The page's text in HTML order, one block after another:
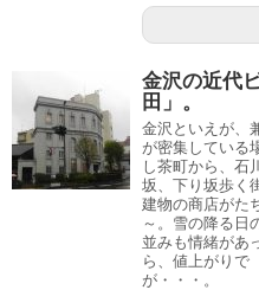
金沢の近代
田」。
金沢といえが、
が密集している
し茶町から、石
坂、下り坂歩く
建物の商店がた
～。雪の降る
並みも情緒があ
ら、値上がり
が・・・。